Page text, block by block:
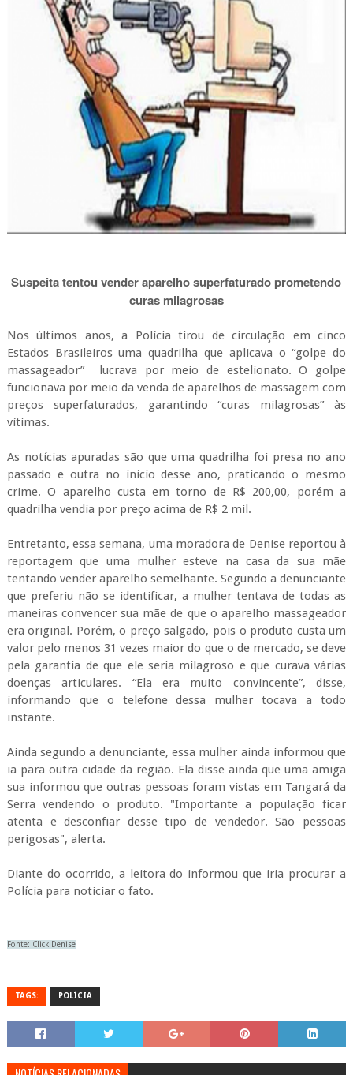
Suspeita tentou vender aparelho superfaturado prometendo
curas milagrosas
Nos últimos anos, a Polícia tirou de circulação em cinco
Estados Brasileiros uma quadrilha que aplicava o “golpe do
massageador” lucrava por meio de estelionato. O golpe
funcionava por meio da venda de aparelhos de massagem com
preços superfaturados, garantindo “curas milagrosas” às
vítimas.
As notícias apuradas são que uma quadrilha foi presa no ano
passado e outra no início desse ano, praticando o mesmo
crime. O aparelho custa em torno de R$ 200,00, porém a
quadrilha vendia por preço acima de R$ 2 mil.
Entretanto, essa semana, uma moradora de Denise reportou à
reportagem que uma mulher esteve na casa da sua mãe
tentando vender aparelho semelhante. Segundo a denunciante
que preferiu não se identificar, a mulher tentava de todas as
maneiras convencer sua mãe de que o aparelho massageador
era original. Porém, o preço salgado, pois o produto custa um
valor pelo menos 31 vezes maior do que o de mercado, se deve
pela garantia de que ele seria milagroso e que curava várias
doenças articulares. “Ela era muito convincente”, disse,
informando que o telefone dessa mulher tocava a todo
instante.
Ainda segundo a denunciante, essa mulher ainda informou que
ia para outra cidade da região. Ela disse ainda que uma amiga
sua informou que outras pessoas foram vistas em Tangará da
Serra vendendo o produto. "Importante a população ficar
atenta e desconfiar desse tipo de vendedor. São pessoas
perigosas", alerta.
Diante do ocorrido, a leitora do informou que iria procurar a
Polícia para noticiar o fato.
Fonte: Click Denise
TAGS: POLÍCIA